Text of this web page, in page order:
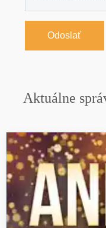
Odoslať
Aktuálne